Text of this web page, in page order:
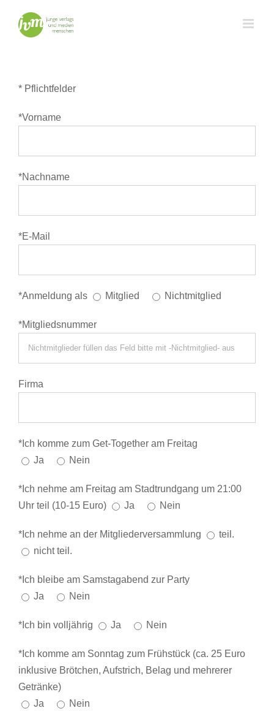
Inhalt
springen
* Pflichtfelder
*Vorname
*Nachname
*E-Mail
*Anmeldung als Mitglied Nichtmitglied
*Mitgliedsnummer
Firma
*Ich komme zum Get-Together am Freitag
Ja
Nein
*Ich nehme am Freitag am Stadtrundgang um 21:00
Uhr teil (10-15 Euro)
Ja Nein
*Ich nehme an der Mitgliederversammlung
teil.
nicht teil.
*Ich bleibe am Samstagabend zur Party
Ja
Nein
*Ich bin volljährig Ja Nein
*Ich komme am Sonntag zum Frühstück (ca. 25 Euro
inklusive Brötchen, Aufstrich, Belag und mehrerer
Getränke)
Ja
Nein